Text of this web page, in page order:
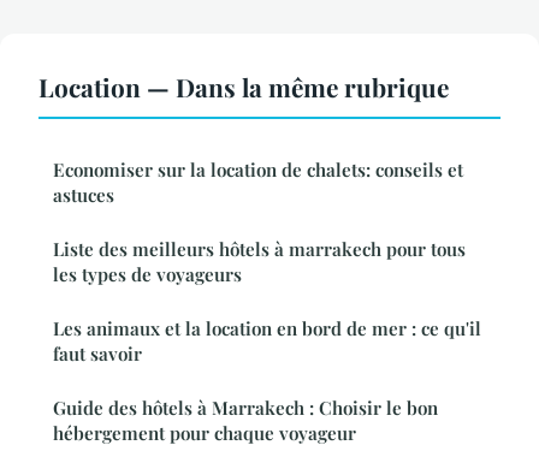
Location — Dans la même rubrique
Economiser sur la location de chalets: conseils et
astuces
Liste des meilleurs hôtels à marrakech pour tous
les types de voyageurs
Les animaux et la location en bord de mer : ce qu'il
faut savoir
Guide des hôtels à Marrakech : Choisir le bon
hébergement pour chaque voyageur